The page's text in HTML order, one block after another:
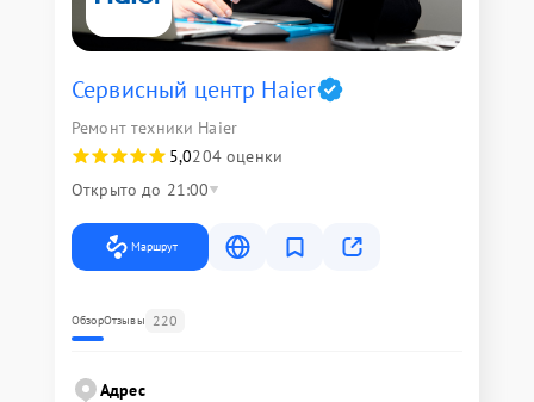
Сервисный центр Haier
Ремонт техники Haier
5,0204 оценки
Открыто до 21:00
Маршрут
ОбзорОтзывы 220
Адрес